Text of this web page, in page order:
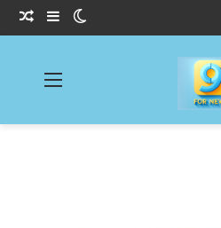
Willekeurig Artikel
Sidebar